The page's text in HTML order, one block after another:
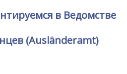
в Ведомстве
(Аusländeramt)